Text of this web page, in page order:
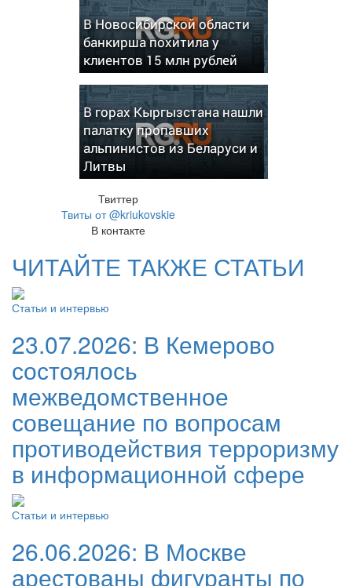
В Новосибирской области
банкирша похитила у
клиентов 15 млн рублей
В горах Кыргызстана нашли
палатку пропавших
альпинистов из Беларуси и
Литвы
Твиттер
Твиты от @kriukovskie
В контакте
ЧИТАЙТЕ ТАКЖЕ СТАТЬИ
Статьи и интервью
23.07.2026: В Кемерово
состоялось
межведомственное
совещание по вопросам
противодействия терроризму
в информационной сфере
Статьи и интервью
26.06.2026: В Москве
арестованы фигуранты по